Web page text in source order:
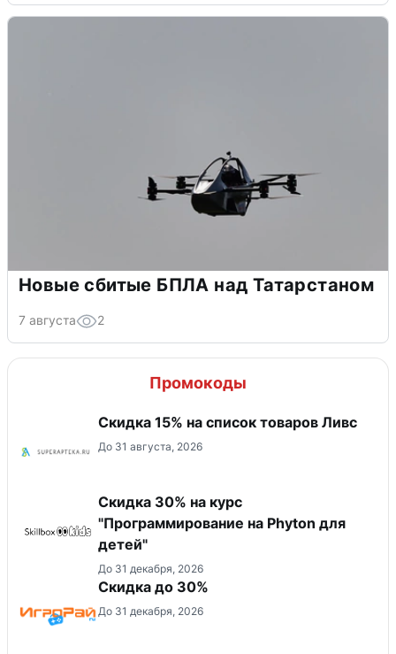
Новые сбитые БПЛА над Татарстаном
7 августа 2
Промокоды
Скидка 15% на список товаров Ливс
До 31 августа, 2026
Скидка 30% на курс
"Программирование на Phyton для
детей"
До 31 декабря, 2026
Скидка до 30%
До 31 декабря, 2026